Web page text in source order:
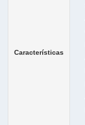
Características